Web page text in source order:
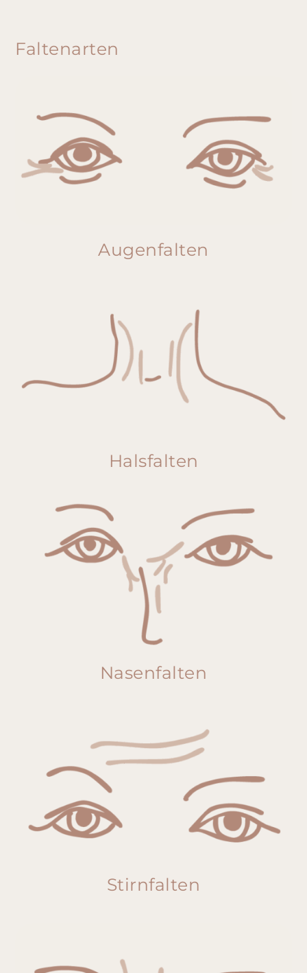
Faltenarten
Augenfalten
Halsfalten
Nasenfalten
Stirnfalten